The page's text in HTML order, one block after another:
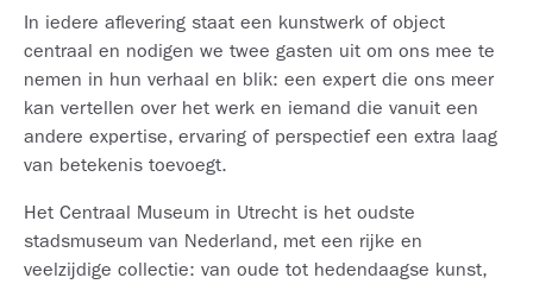
In iedere aflevering staat een kunstwerk of object
centraal en nodigen we twee gasten uit om ons mee te
nemen in hun verhaal en blik: een expert die ons meer
kan vertellen over het werk en iemand die vanuit een
andere expertise, ervaring of perspectief een extra laag
van betekenis toevoegt.
Het Centraal Museum in Utrecht is het oudste
stadsmuseum van Nederland, met een rijke en
veelzijdige collectie: van oude tot hedendaagse kunst,